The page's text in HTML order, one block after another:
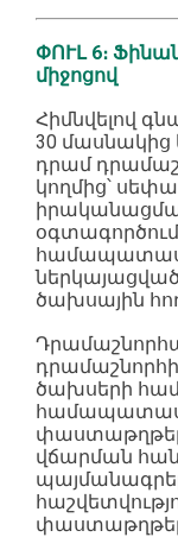
ՓՈՒԼ 6։
միջոցով
Հիմնվելով
30 մասնակից
դրամ
կողմից՝
ծախսային
ծախսերի
վճարման